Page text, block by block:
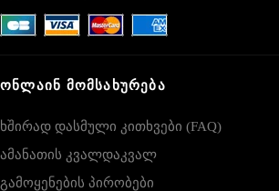
ᲝᲜᲚᲐᲘᲜ ᲛᲝᲛᲡᲐᲮᲣᲠᲔᲑᲐ
ხშირად დასმული კითხვები (FAQ)
ამანათის კვალდაკვალ
გამოყენების პირობები